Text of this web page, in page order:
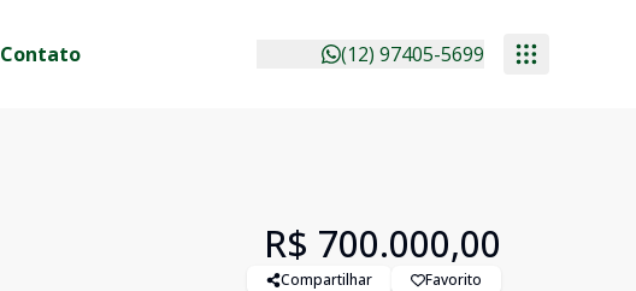
Contato (12) 97405-5699
R$ 700.000,00
Compartilhar Favorito